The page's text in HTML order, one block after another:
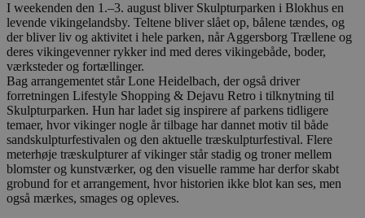
I weekenden den 1.–3. august bliver Skulpturparken i Blokhus en
levende vikingelandsby. Teltene bliver slået op, bålene tændes, og
der bliver liv og aktivitet i hele parken, når Aggersborg Trællene og
deres vikingevenner rykker ind med deres vikingebåde, boder,
værksteder og fortællinger.
Bag arrangementet står Lone Heidelbach, der også driver
forretningen Lifestyle Shopping & Dejavu Retro i tilknytning til
Skulpturparken. Hun har ladet sig inspirere af parkens tidligere
temaer, hvor vikinger nogle år tilbage har dannet motiv til både
sandskulpturfestivalen og den aktuelle træskulpturfestival. Flere
meterhøje træskulpturer af vikinger står stadig og troner mellem
blomster og kunstværker, og den visuelle ramme har derfor skabt
grobund for et arrangement, hvor historien ikke blot kan ses, men
også mærkes, smages og opleves.